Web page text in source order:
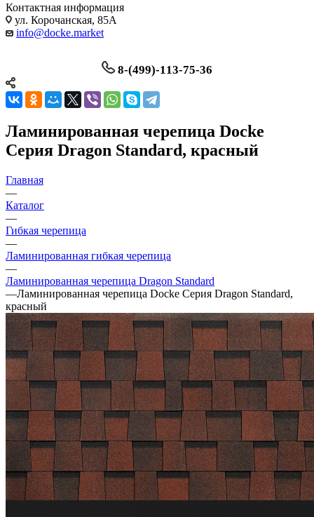
Контактная информация
ул. Корочанская, 85А
info@docke.market
8-(499)-113-75-36
Ламинированная черепица Docke
Серия Dragon Standard, красный
Главная
—
Каталог
—
Гибкая черепица
—
Ламинированная гибкая черепица
—
Ламинированная черепица Dragon Standard
—Ламинированная черепица Docke Серия Dragon Standard,
красный